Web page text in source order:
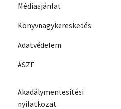
Médiaajánlat
Könyvnagykereskedés
Adatvédelem
ÁSZF
Akadálymentesítési
nyilatkozat